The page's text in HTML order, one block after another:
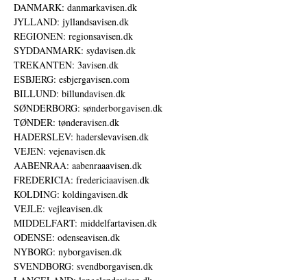
DANMARK: danmarkavisen.dk
JYLLAND: jyllandsavisen.dk
REGIONEN: regionsavisen.dk
SYDDANMARK: sydavisen.dk
TREKANTEN: 3avisen.dk
ESBJERG: esbjergavisen.com
BILLUND: billundavisen.dk
SØNDERBORG: sønderborgavisen.dk
TØNDER: tønderavisen.dk
HADERSLEV: haderslevavisen.dk
VEJEN: vejenavisen.dk
AABENRAA: aabenraaavisen.dk
FREDERICIA: fredericiaavisen.dk
KOLDING: koldingavisen.dk
VEJLE: vejleavisen.dk
MIDDELFART: middelfartavisen.dk
ODENSE: odenseavisen.dk
NYBORG: nyborgavisen.dk
SVENDBORG: svendborgavisen.dk